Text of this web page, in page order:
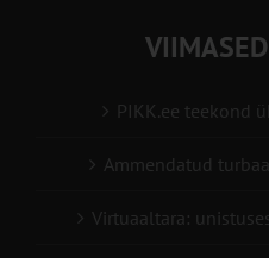
PIKK.ee teekond
Ammendatud
Virtuaaltara: